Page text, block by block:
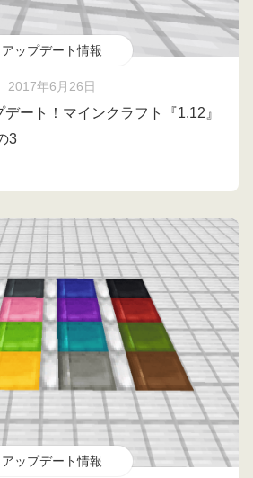
アップデート情報
2017年6月26日
ート！マインクラフト『1.12』
3
アップデート情報